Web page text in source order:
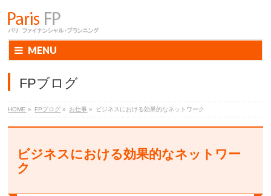
MENU
FPブログ
HOME » FPブログ » お仕事 » ビジネスにおける効果的なネットワーク
ビジネスにおける効果的なネットワー
ク